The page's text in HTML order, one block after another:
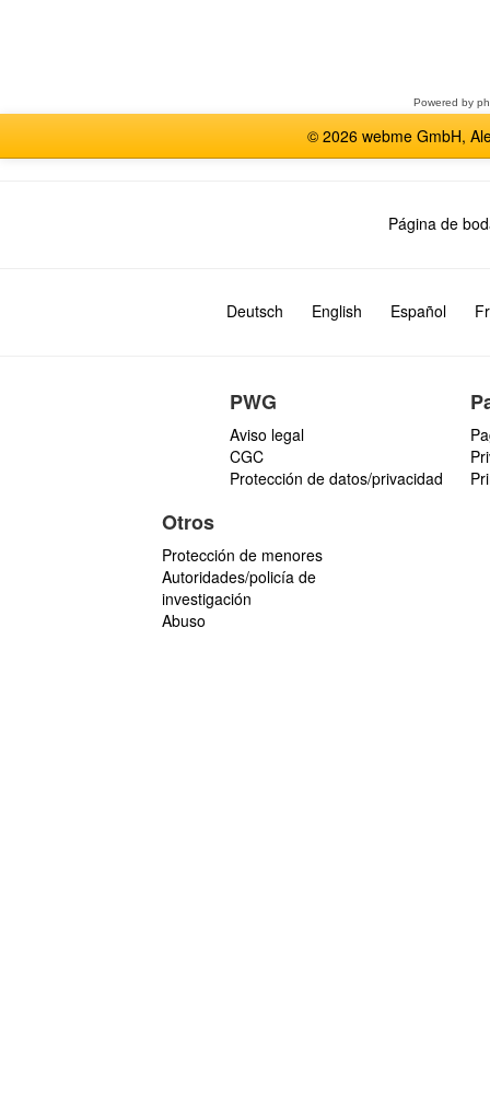
Powered by
© 2026 webme GmbH,
Página de
Deutsch English Español
PWG
Aviso legal
CGC
Protección de datos/privacidad
Otros
Protección de menores
Autoridades/policía de
investigación
Abuso